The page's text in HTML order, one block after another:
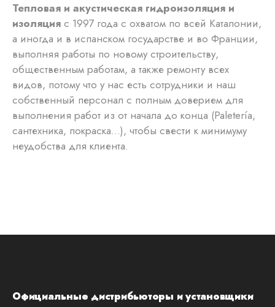
Тепловая и акустическая гидроизоляция и
изоляция с 1997 года с охватом по всей Каталонии,
а иногда и в испанском государстве и во Франции,
выполняя работы по новому строительству,
общественным работам, а также ремонту всех
видов, потому что у нас есть сотрудники и наш
собственный персонал с полным доверием для
выполнения работ из от начала до конца (Paletería,
сантехника, покраска…), чтобы свести к минимуму
неудобства для клиента.
Официальные дистрибьюторы и установщики